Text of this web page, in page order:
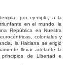
por ejemplo, a la
triunfante en el mundo,
la
República en Nuestra
eurocéntricas, coloniales y
la Haitiana se erigió
llevar adelante la
principios de Libertad
e